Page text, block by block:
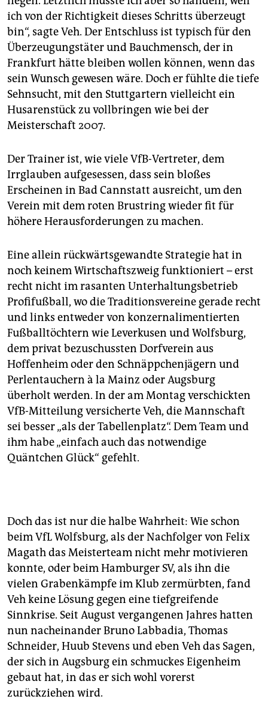
ich von der Richtigkeit dieses Schritts überzeugt
bin“, sagte Veh. Der Entschluss ist typisch für den
Überzeugungstäter und Bauchmensch, der in
Frankfurt hätte bleiben wollen können, wenn das
sein Wunsch gewesen wäre. Doch er fühlte die tiefe
Sehnsucht, mit den Stuttgartern vielleicht ein
Husarenstück zu vollbringen wie bei der
Meisterschaft 2007.
Der Trainer ist, wie viele VfB-Vertreter, dem
Irrglauben aufgesessen, dass sein bloßes
Erscheinen in Bad Cannstatt ausreicht, um den
Verein mit dem roten Brustring wieder fit für
höhere Herausforderungen zu machen.
Eine allein rückwärtsgewandte Strategie hat in
noch keinem Wirtschaftszweig funktioniert – erst
recht nicht im rasanten Unterhaltungsbetrieb
Profifußball, wo die Traditionsvereine gerade recht
und links entweder von konzernalimentierten
Fußballtöchtern wie Leverkusen und Wolfsburg,
dem privat bezuschussten Dorfverein aus
Hoffenheim oder den Schnäppchenjägern und
Perlentauchern à la Mainz oder Augsburg
überholt werden. In der am Montag verschickten
VfB-Mitteilung versicherte Veh, die Mannschaft
sei besser „als der Tabellenplatz“. Dem Team und
ihm habe „einfach auch das notwendige
Quäntchen Glück“ gefehlt.
Doch das ist nur die halbe Wahrheit: Wie schon
beim VfL Wolfsburg, als der Nachfolger von Felix
Magath das Meisterteam nicht mehr motivieren
konnte, oder beim Hamburger SV, als ihn die
vielen Grabenkämpfe im Klub zermürbten, fand
Veh keine Lösung gegen eine tiefgreifende
Sinnkrise. Seit August vergangenen Jahres hatten
nun nacheinander Bruno Labbadia, Thomas
Schneider, Huub Stevens und eben Veh das Sagen,
der sich in Augsburg ein schmuckes Eigenheim
gebaut hat, in das er sich wohl vorerst
zurückziehen wird.